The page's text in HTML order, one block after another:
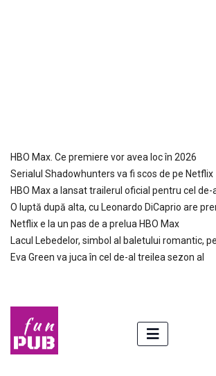
HBO Max. Ce premiere vor avea loc în 2026
Serialul Shadowhunters va fi scos de pe Netflix
HBO Max a lansat trailerul oficial pentru cel de-
O luptă după alta, cu Leonardo DiCaprio are
Netflix e la un pas de a prelua HBO Max
Lacul Lebedelor, simbol al baletului romantic,
Eva Green va juca în cel de-al treilea sezon al